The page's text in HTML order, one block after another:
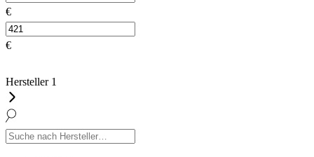
€
€
Hersteller 1